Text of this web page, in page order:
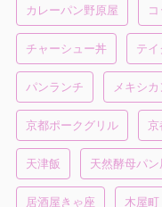
カレーパン野原屋
チャーシュー丼 テイ
パンランチ メキシ
京都ポークグリル 京
天津飯 天然酵母パン
居酒屋きゃ座 木屋町